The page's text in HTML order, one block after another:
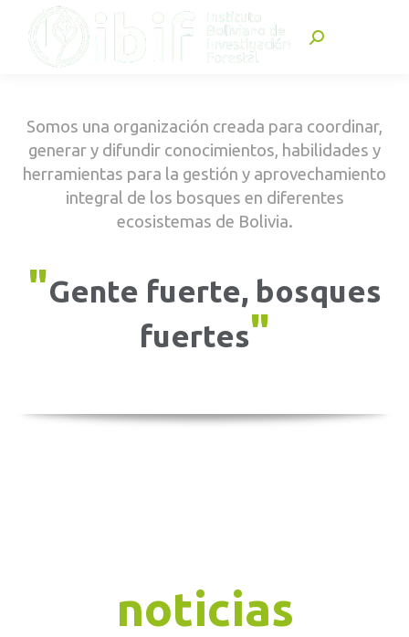
Buscar:
Somos una organización creada para coordinar,
generar y difundir conocimientos, habilidades y
herramientas para la gestión y aprovechamiento
integral de los bosques en diferentes
ecosistemas de Bolivia.
"Gente fuerte, bosques
fuertes"
noticias